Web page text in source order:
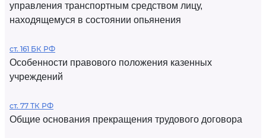
управления транспортным средством лицу,
находящемуся в состоянии опьянения
ст. 161 БК РФ
Особенности правового положения казенных
учреждений
ст. 77 ТК РФ
Общие основания прекращения трудового договора